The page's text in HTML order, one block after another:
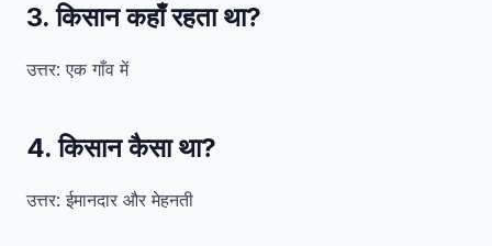
3. किसान कहाँ रहता था?
उत्तर: एक गाँव में
4. किसान कैसा था?
उत्तर: ईमानदार और मेहनती